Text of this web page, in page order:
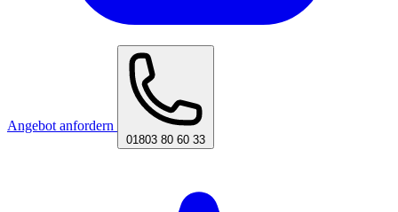
Angebot anfordern
01803 80 60 33